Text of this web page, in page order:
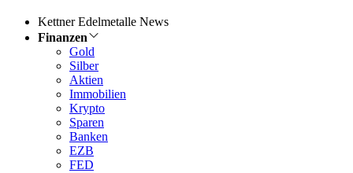
Kettner Edelmetalle News
Finanzen
Gold
Silber
Aktien
Immobilien
Krypto
Sparen
Banken
EZB
FED